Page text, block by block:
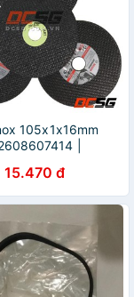
105x1x16mm
|
15.470 đ